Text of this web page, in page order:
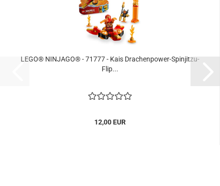
LEGO® NINJAGO® - 71777 - Kais Drachenpower-Spinjitzu-
Flip...
12,00 EUR